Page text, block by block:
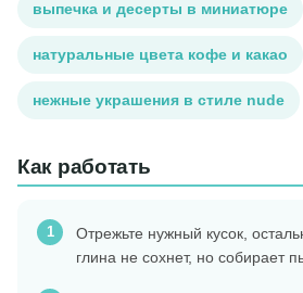
выпечка и десерты в миниатюре
натуральные цвета кофе и какао
нежные украшения в стиле nude
Как работать
Отрежьте нужный кусок,
глина не сохнет, но собирает